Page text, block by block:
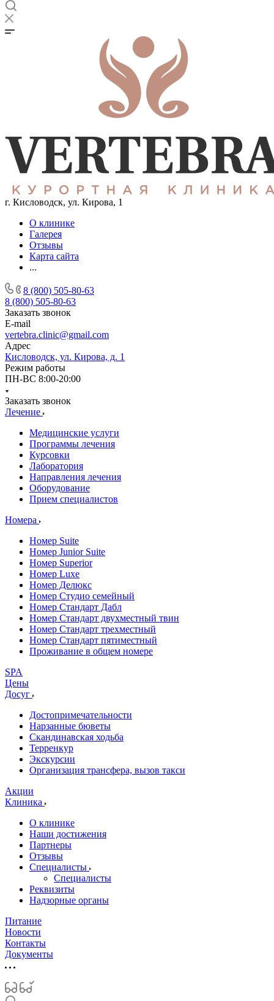
г. Кисловодск, ул. Кирова, 1
О клинике
Галерея
Отзывы
Карта сайта
...
8 (800) 505-80-63
8 (800) 505-80-63
Заказать звонок
E-mail
vertebra.clinic@gmail.com
Адрес
Кисловодск, ул. Кирова, д. 1
Режим работы
ПН-ВС 8:00-20:00
Заказать звонок
Лечение
Медицинские услуги
Программы лечения
Курсовки
Лаборатория
Направления лечения
Оборудование
Прием специалистов
Номера
Номер Suite
Номер Junior Suite
Номер Superior
Номер Luxe
Номер Делюкс
Номер Студио семейный
Номер Стандарт Дабл
Номер Стандарт двухместный твин
Номер Стандарт трехместный
Номер Стандарт пятиместный
Проживание в общем номере
SPA
Цены
Досуг
Достопримечательности
Нарзанные бюветы
Скандинавская ходьба
Терренкур
Экскурсии
Организация трансфера, вызов такси
Акции
Клиника
О клинике
Наши достижения
Партнеры
Отзывы
Специалисты
Специалисты
Реквизиты
Надзорные органы
Питание
Новости
Контакты
Документы